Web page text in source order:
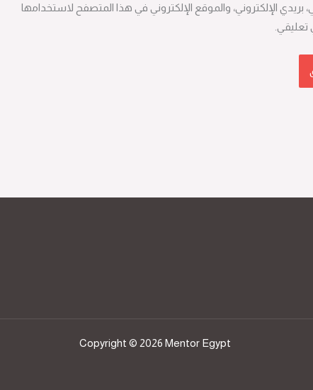
الإلكتروني، والموقع الإلكتروني في هذا المتصفح لاستخدامها
تعليقي.
Copyright © 2026 Mentor Egypt